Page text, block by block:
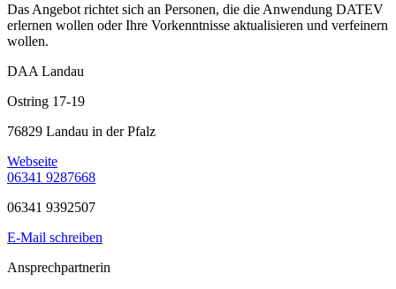
Das Angebot richtet sich an Personen, die die Anwendung DATEV
erlernen wollen oder Ihre Vorkenntnisse aktualisieren und verfeinern
wollen.
DAA Landau
Ostring 17-19
76829 Landau in der Pfalz
Webseite
06341 9287668
06341 9392507
E-Mail schreiben
Ansprechpartnerin